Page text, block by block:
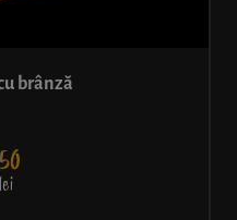
brânză
50
lei